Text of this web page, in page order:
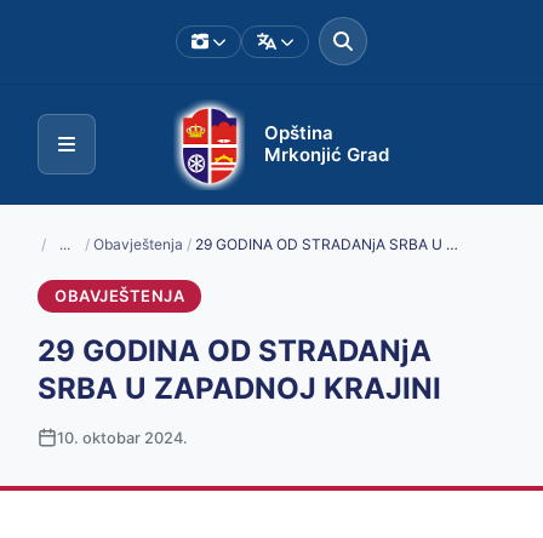
Opština
Mrkonjić Grad
/ ... / Obavještenja / 29 GODINA OD STRADANjA SRBA U ZAPADNOJ KRAJINI
OBAVJEŠTENJA
29 GODINA OD STRADANjA
SRBA U ZAPADNOJ KRAJINI
10. oktobar 2024.